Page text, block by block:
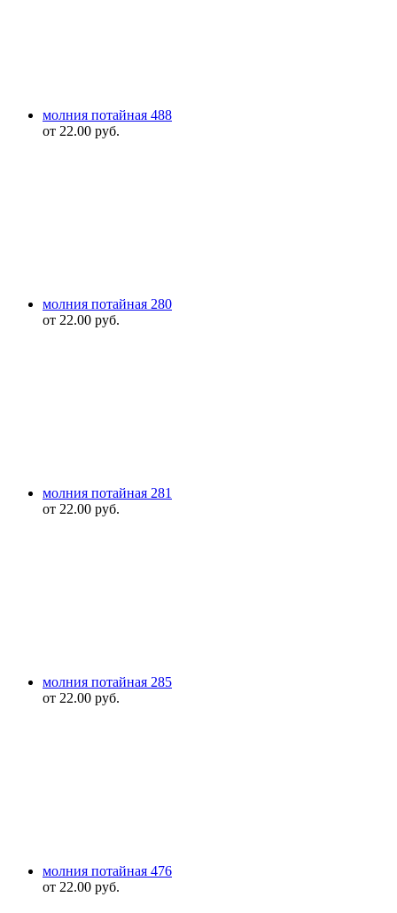
молния потайная 488
от 22.00 руб.
молния потайная 280
от 22.00 руб.
молния потайная 281
от 22.00 руб.
молния потайная 285
от 22.00 руб.
молния потайная 476
от 22.00 руб.